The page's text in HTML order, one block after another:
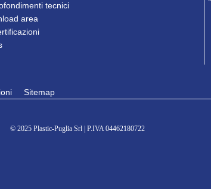
tecnici
area
Sitemap
© 2025 Plastic-Puglia Srl | P.IVA 04462180722